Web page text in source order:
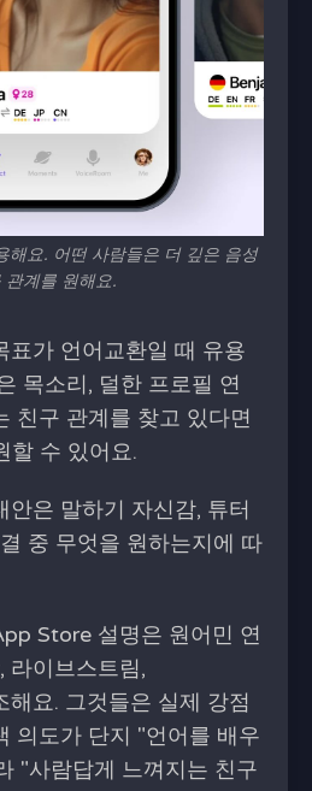
해요. 어떤 사람들은 더 깊은 음성
관계를 원해요.
표가 언어교환일 때 유용
목소리, 덜한 프로필 연
친구 관계를 찾고 있다면
할 수 있어요.
은 말하기 자신감, 튜터
중 무엇을 원하는지에 따
Store 설명은 원어민 연
라이브스트림,
요. 그것들은 실제 강점
의도가 단지 "언어를 배우
"사람답게 느껴지는 친구